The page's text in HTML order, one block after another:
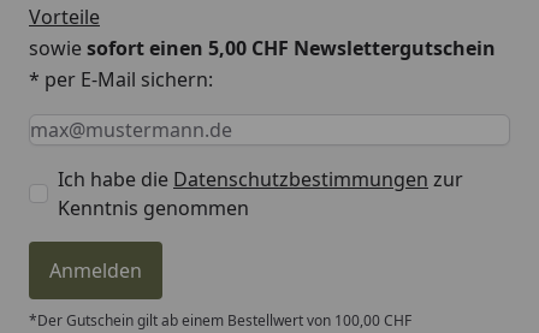
Vorteile
sowiesofort einen 5,00 CHF Newslettergutschein
* per E-Mail sichern:
Keine Eingabe erforderlich
Eingabe erforderlich
E-Mail *
Ich habe die Datenschutzbestimmungen zur
Kenntnis genommen
Anmelden
*Der Gutschein gilt ab einem Bestellwert von 100,00 CHF